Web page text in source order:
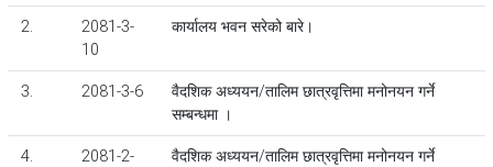
2.
2081-3-
10
कार्यालय भवन सरेको बारे।
3. 2081-3-6
वैदशिक अध्ययन/तालिम छात्रवृत्तिमा मनोनयन गर्ने
सम्बन्धमा ।
4.
2081-2-
वैदशिक अध्ययन/तालिम छात्रवृत्तिमा मनोनयन गर्ने